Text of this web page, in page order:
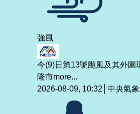
強風
今(9)日第13號颱風及其外圍
隆市more...
2026-08-09, 10:32│中央氣